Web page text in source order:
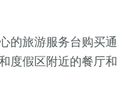
的旅游服务台购买通
度假区附近的餐厅和